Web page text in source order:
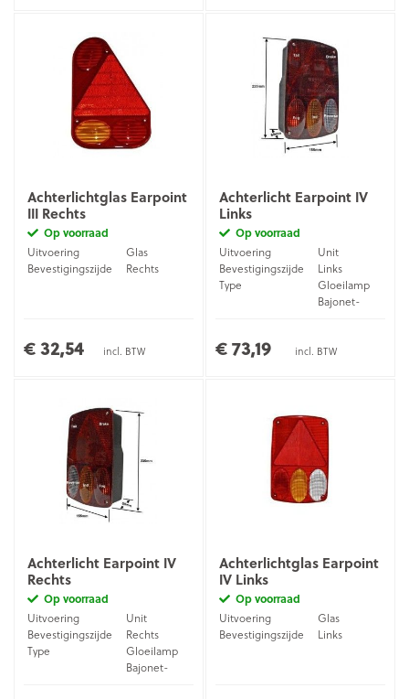
Achterlichtglas Earpoint
III Rechts
Op voorraad
Uitvoering
Glas
Bevestigingszijde
Rechts
€ 32,54 incl. BTW
Achterlicht Earpoint IV
Links
Op voorraad
Uitvoering
Unit
Bevestigingszijde
Links
Type
Gloeilamp
Bajonet-
stekker (5-
€ 73,19 incl. BTW
Achterlicht Earpoint IV
Rechts
Op voorraad
Uitvoering
Unit
Bevestigingszijde
Rechts
Type
Gloeilamp
Bajonet-
stekker (5-
Achterlichtglas Earpoint
IV Links
Op voorraad
Uitvoering
Glas
Bevestigingszijde
Links